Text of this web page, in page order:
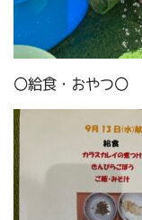
〇給食・おやつ〇